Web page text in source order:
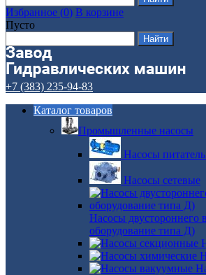
Избранное (0) В корзине
Пусто
+7 (383) 235-94-83
Каталог товаров
Промышленные насосы
Насосы
Насосы сетевые
Насосы двустороннего
оборудование типа Д)